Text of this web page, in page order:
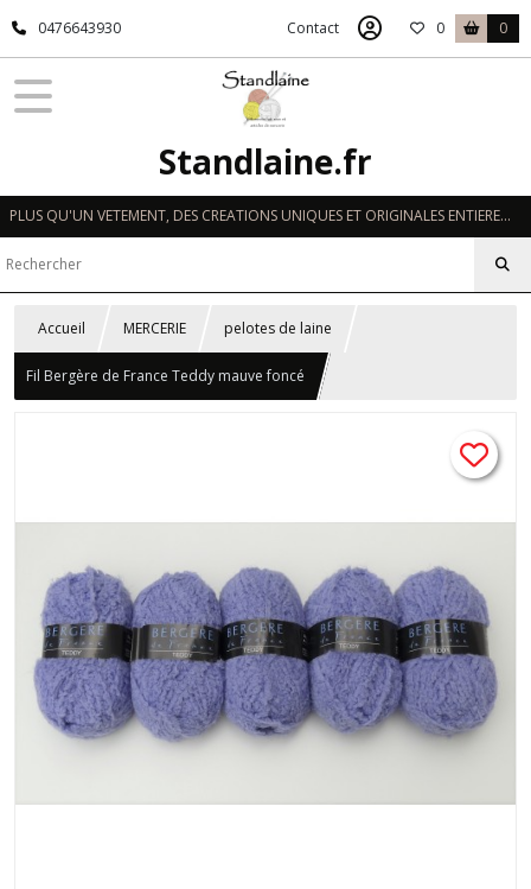
0476643930 Contact 0 0
Standlaine.fr
PLUS QU'UN VETEMENT, DES CREATIONS UNIQUES ET ORIGINALES ENTIEREMENT REALISEES A LA MAIN EN FRANCE
Accueil MERCERIE pelotes de laine
Fil Bergère de France Teddy mauve foncé